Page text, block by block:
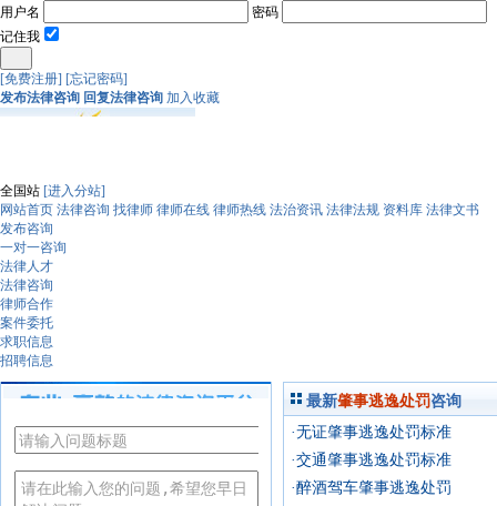
用户名
密码
记住我
[免费注册] [忘记密码]
发布法律咨询 回复法律咨询 加入收藏
全国站 [进入分站]
网站首页 法律咨询 找律师 律师在线 律师热线 法治资讯 法律法规 资料库 法律文书
发布咨询
一对一咨询
法律人才
法律咨询
律师合作
案件委托
求职信息
招聘信息
最新肇事逃逸处罚咨询
·无证肇事逃逸处罚标准
·交通肇事逃逸处罚标准
·醉酒驾车肇事逃逸处罚